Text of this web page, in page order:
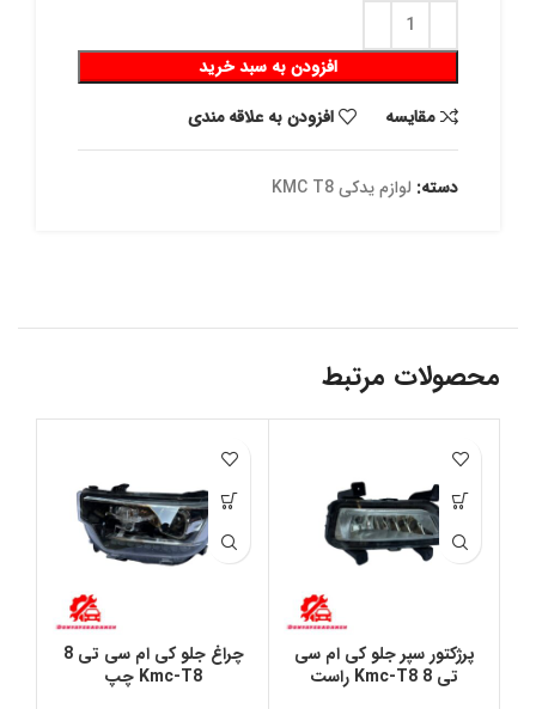
افزودن به سبد خرید
مقايسه
افزودن به علاقه مندی
دسته: لوازم یدکی KMC T8
محصولات مرتبط
پرژکتور سپر جلو کی ام سی
تی 8 Kmc-T8 راست
چراغ جلو کی ام سی تی 8
Kmc-T8 چپ